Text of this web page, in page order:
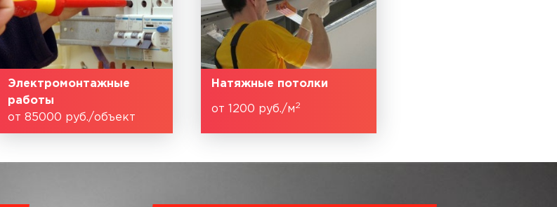
Электромонтажные
работы
от 85000 руб./объект
Натяжные потолки
от 1200 руб./м2